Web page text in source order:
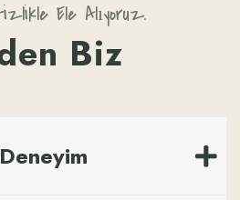
Ele Alıyoruz.
Biz